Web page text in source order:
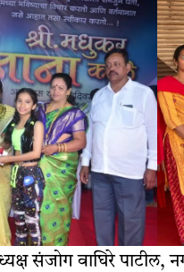
संजोग वाघिरे